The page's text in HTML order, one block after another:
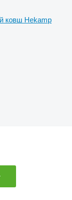
ковш Hekamp